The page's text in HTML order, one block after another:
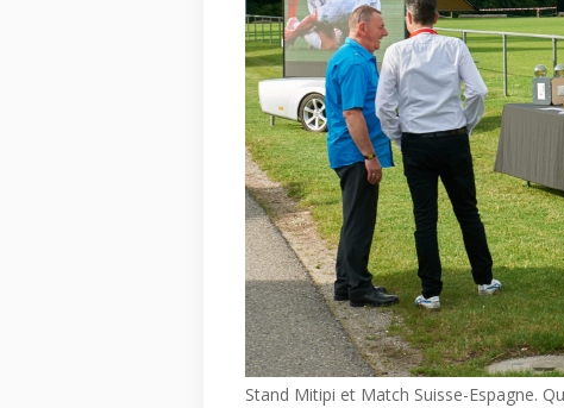
Stand Mitipi et Match Suisse-Espagne.